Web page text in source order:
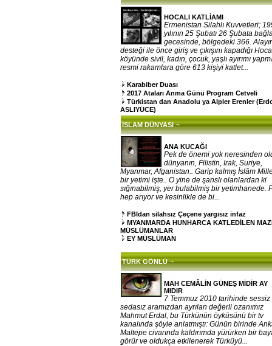
HOCALI KATLİAMI
Ermenistan Silahlı Kuvvetleri;
yılının 25 Şubatı 26 Şubata
gecesinde, bölgedeki 366.
desteği ile önce giriş ve çıkışını kapadığı
köyünde sivil, kadın, çocuk, yaşlı ayırımı
resmi rakamlara göre 613 kişiyi katlet...
Karabiber Duası
2017 Ataları Anma Günü Program Cetveli
Türkistan dan Anadolu ya Alpler Erenler
ASLIYÜCE)
İSLAM DÜNYASI ¬
ANA KUCAĞI
Pek de önemi yok neresinden
dünyanın, Filistin, Irak, Suriye,
Myanmar, Afganistan.. Garip kalmış İslâm
bir yetimi işte.. O yine de şanslı olanlardan ki
sığınabilmiş, yer bulabilmiş bir yetimhanede.
hep arıyor ve kesinlikle de bi...
FBIdan silahsız Çeçene yargısız infaz
MYANMARDA HUNHARCA KATLEDİLEN
MÜSLÜMANLAR
EY MÜSLÜMAN
TÜRK GÖNLÜ ¬
MAH CEMÂLİN GÜNEŞ MİDİR AY
MIDIR
7 Temmuz 2010 tarihinde sessiz
sedasız aramızdan ayrılan değerli ozanımız
Mahmut Erdal, bu Türkünün öyküsünü bir tv
kanalında şöyle anlatmıştı: Günün birinde
Maltepe civarında kaldırımda yürürken bir
görür ve oldukça etkilenerek Türküyü...